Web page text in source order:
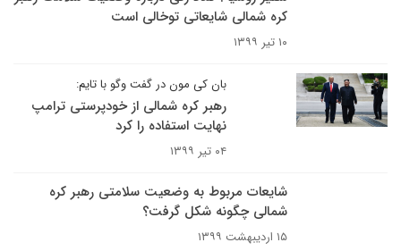
کره شمالی شایعاتی توخالی است
۱۰ تیر ۱۳۹۹
بان کی مون در گفت وگو با تایم:
رهبر کره شمالی از خودپرستی ترامپ
نهایت استفاده را کرد
۰۴ تیر ۱۳۹۹
شایعات مربوط به وضعیت سلامتی رهبر کره
شمالی چگونه شکل گرفت؟
۱۵ اردیبهشت ۱۳۹۹